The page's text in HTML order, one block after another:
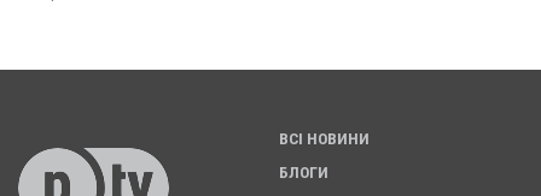
ВСІ НОВИНИ
БЛОГИ